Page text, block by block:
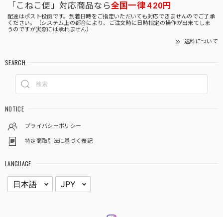
「こねこ便」対応商品なら全国一律 420円
配達はポスト投函です。到着日時をご指定いただいても対応できませんのでご了承
ください。（システム上の都合により、ご注文時に日時指定の操作が出来てしま
うのですが実際には承れません）
送料について
SEARCH
NOTICE
プライバシーポリシー
特定商取引法に基づく表記
LANGUAGE